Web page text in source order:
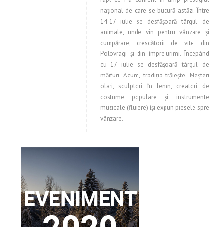
naţional de care se bucură astăzi. Între
14-17 iulie se desfăşoară târgul de
animale, unde vin pentru vânzare şi
cumpărare, crescătorii de vite din
Polovragi şi din împrejurimi. Începând
cu 17 iulie se desfăşoară târgul de
mărfuri. Acum, tradiţia trăieşte. Meşteri
olari, sculptori în lemn, creatori de
costume populare şi instrumente
muzicale (fluiere) îşi expun piesele spre
vânzare.